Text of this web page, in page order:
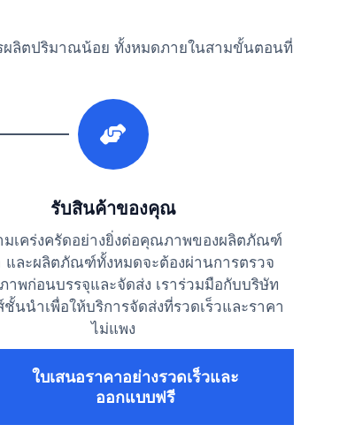
ผลิตปริมาณน้อย ทั้งหมดภายในสามขั้นตอนที่
รับสินค้าของคุณ
มเคร่งครัดอย่างยิ่งต่อคุณภาพของผลิตภัณฑ์
และผลิตภัณฑ์ทั้งหมดจะต้องผ่านการตรวจ
พก่อนบรรจุและจัดส่ง เราร่วมมือกับบริษัท
นนำเพื่อให้บริการจัดส่งที่รวดเร็วและราคา
ไม่แพง
ใบเสนอราคาอย่างรวดเร็วและ
ออกแบบฟรี